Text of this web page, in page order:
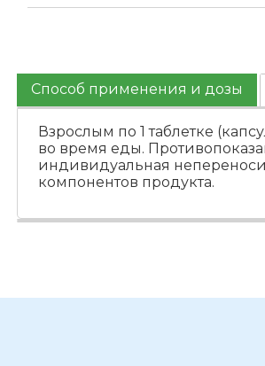
Способ применения и дозы
Взрослым по 1 таблетке
во время еды.
индивидуальная
компонентов продукта.